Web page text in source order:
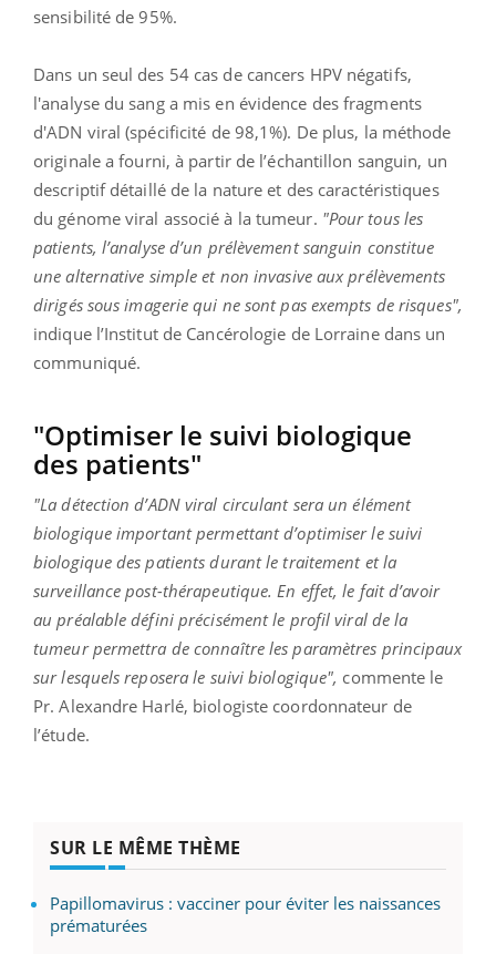
sensibilité de 95%.
Dans un seul des 54 cas de cancers HPV négatifs,
l'analyse du sang a mis en évidence des fragments
d'ADN viral (spécificité de 98,1%). De plus, la méthode
originale a fourni, à partir de l’échantillon sanguin, un
descriptif détaillé de la nature et des caractéristiques
du génome viral associé à la tumeur. "Pour tous les
patients, l’analyse d’un prélèvement sanguin constitue
une alternative simple et non invasive aux prélèvements
dirigés sous imagerie qui ne sont pas exempts de risques",
indique l’Institut de Cancérologie de Lorraine dans un
communiqué.
"Optimiser le suivi biologique
des patients"
"La détection d’ADN viral circulant sera un élément
biologique important permettant d’optimiser le suivi
biologique des patients durant le traitement et la
surveillance post-thérapeutique. En effet, le fait d’avoir
au préalable défini précisément le profil viral de la
tumeur permettra de connaître les paramètres principaux
sur lesquels reposera le suivi biologique", commente le
Pr. Alexandre Harlé, biologiste coordonnateur de
l’étude.
SUR LE MÊME THÈME
Papillomavirus : vacciner pour éviter les naissances
prématurées